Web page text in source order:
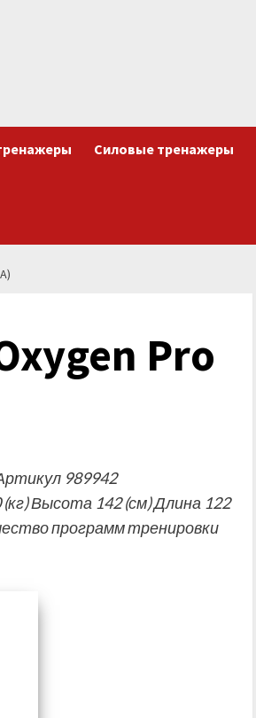
Силовые тренажеры
Pro
989942
Высота 142 (см) Длина 122
программ тренировки